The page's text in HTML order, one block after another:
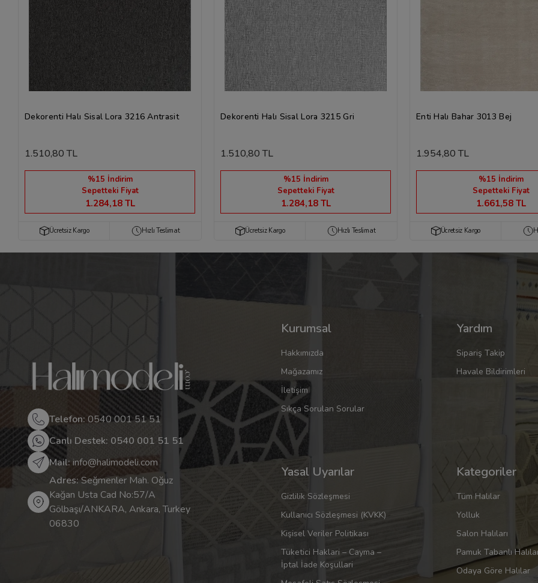
Dekorenti Halı Sisal Lora 3216 Antrasit
1.510,80 TL
%15 İndirim
Sepetteki Fiyat
1.284,18 TL
Ücretsiz Kargo Hızlı Teslimat
Dekorenti Halı Sisal Lora 3215 Gri
1.510,80 TL
%15 İndirim
Sepetteki Fiyat
1.284,18 TL
Ücretsiz Kargo Hızlı Teslimat
Enti Halı Bahar 3013 Bej
1.954,80 TL
%15 İndirim
Sepetteki Fiyat
1.661,58 TL
Ücretsiz Kargo
Telefon: 0540 001 51 51
Canlı Destek: 0540 001 51 51
Mail:info@halimodeli.com
Adres:Seğmenler Mah. Oğuz
Kağan Usta Cad No:57/A
Gölbaşı/ANKARA, Ankara, Turkey
06830
Kurumsal
Hakkımızda
Mağazamız
İletişim
Sıkça Sorulan Sorular
Yardım
Sipariş Takip
Havale Bildirimleri
Yasal Uyarılar
Gizlilik Sözleşmesi
Kullanıcı Sözleşmesi (KVKK)
Kişisel Veriler Politikası
Tüketici Haklari – Cayma –
İptal İade Koşullari
Kategoriler
Tüm Halılar
Yolluk
Salon Halıları
Pamuk Tabanlı
Odaya Göre Halılar